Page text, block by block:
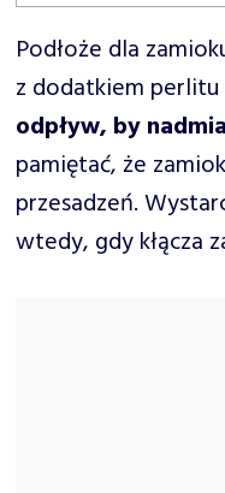
Podłoże dla
z dodatkiem perlitu
odpływ, by
pamiętać, że
przesadzeń.
wtedy, gdy kłącza